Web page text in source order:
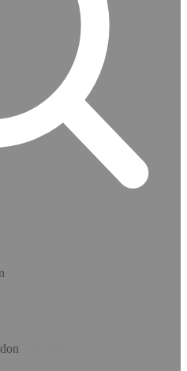
dir die App!